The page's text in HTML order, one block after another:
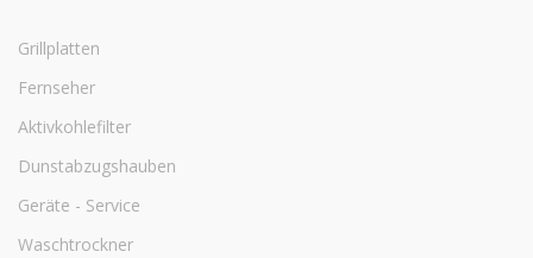
Grillplatten
Fernseher
Aktivkohlefilter
Dunstabzugshauben
Geräte - Service
Waschtrockner